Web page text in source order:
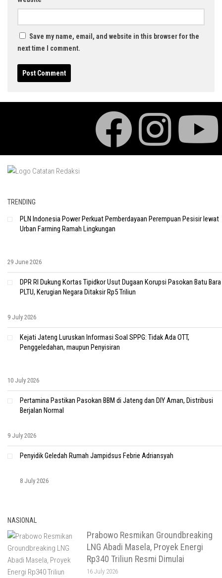
Save my name, email, and website in this browser for the
next time I comment.
TRENDING
PLN Indonesia Power Perkuat Pemberdayaan Perempuan Pesisir lewat
Urban Farming Ramah Lingkungan
29 June 2026
DPR RI Dukung Kortas Tipidkor Usut Dugaan Korupsi Pasokan Batu Bara
PLTU, Kerugian Negara Ditaksir Rp5 Triliun
9 July 2026
Kejati Jateng Luruskan Informasi Soal SPPG: Tidak Ada OTT,
Penggeledahan, maupun Penyisiran
10 July 2026
Pertamina Pastikan Pasokan BBM di Jateng dan DIY Aman, Distribusi
Berjalan Normal
9 July 2026
Penyidik Geledah Rumah Jampidsus Febrie Adriansyah
8 July 2026
NASIONAL
Prabowo Resmikan Groundbreaking
LNG Abadi Masela, Proyek Energi
Rp340 Triliun Resmi Dimulai
16 July 2026